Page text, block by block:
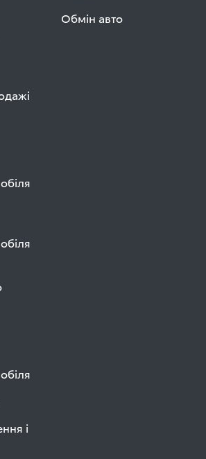
і
Обмін авто